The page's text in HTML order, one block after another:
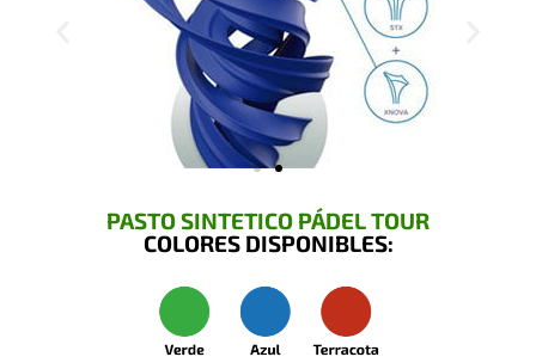
PASTO SINTETICO PÁDEL TOUR
COLORES DISPONIBLES: